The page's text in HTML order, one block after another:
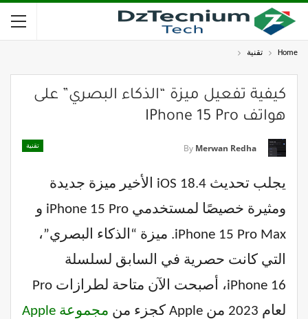
Home تقنية
كيفية تفعيل ميزة “الذكاء البصري” على
هواتف IPhone 15 Pro
تقنية By Merwan Redha
يجلب تحديث iOS 18.4 الأخير ميزة جديدة
ومثيرة خصيصًا لمستخدمي iPhone 15 Pro و
iPhone 15 Pro Max. ميزة “الذكاء البصري”،
التي كانت حصرية في السابق لسلسلة
iPhone 16، أصبحت الآن متاحة لطرازات Pro
لعام 2023 من Apple كجزء من
مجموعة Apple